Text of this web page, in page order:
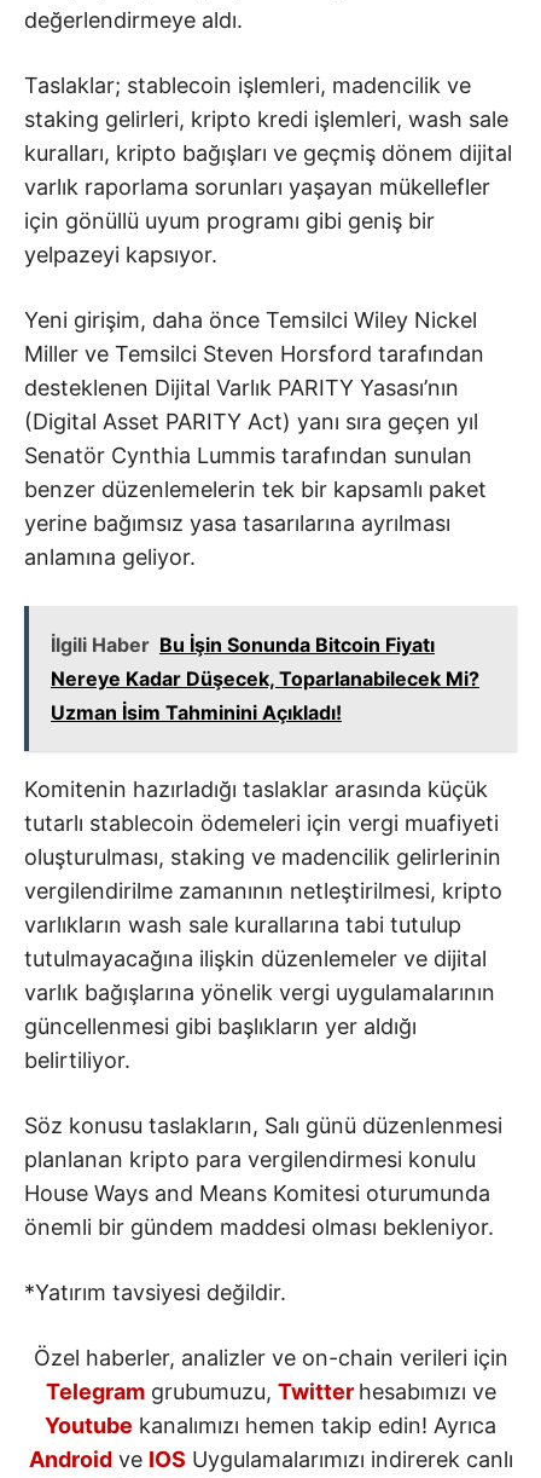
değerlendirmeye aldı.
Taslaklar; stablecoin işlemleri, madencilik ve
staking gelirleri, kripto kredi işlemleri, wash sale
kuralları, kripto bağışları ve geçmiş dönem dijital
varlık raporlama sorunları yaşayan mükellefler
için gönüllü uyum programı gibi geniş bir
yelpazeyi kapsıyor.
Yeni girişim, daha önce Temsilci Wiley Nickel
Miller ve Temsilci Steven Horsford tarafından
desteklenen Dijital Varlık PARITY Yasası’nın
(Digital Asset PARITY Act) yanı sıra geçen yıl
Senatör Cynthia Lummis tarafından sunulan
benzer düzenlemelerin tek bir kapsamlı paket
yerine bağımsız yasa tasarılarına ayrılması
anlamına geliyor.
İlgili Haber Bu İşin Sonunda Bitcoin Fiyatı
Nereye Kadar Düşecek, Toparlanabilecek Mi?
Uzman İsim Tahminini Açıkladı!
Komitenin hazırladığı taslaklar arasında küçük
tutarlı stablecoin ödemeleri için vergi muafiyeti
oluşturulması, staking ve madencilik gelirlerinin
vergilendirilme zamanının netleştirilmesi, kripto
varlıkların wash sale kurallarına tabi tutulup
tutulmayacağına ilişkin düzenlemeler ve dijital
varlık bağışlarına yönelik vergi uygulamalarının
güncellenmesi gibi başlıkların yer aldığı
belirtiliyor.
Söz konusu taslakların, Salı günü düzenlenmesi
planlanan kripto para vergilendirmesi konulu
House Ways and Means Komitesi oturumunda
önemli bir gündem maddesi olması bekleniyor.
*Yatırım tavsiyesi değildir.
Özel haberler, analizler ve on-chain verileri için
Telegramgrubumuzu, Twitter hesabımızı ve
Youtube kanalımızı hemen takip edin! Ayrıca
Androidve IOS Uygulamalarımızı indirerek canlı